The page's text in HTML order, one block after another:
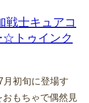
戦士キュアコ
☆トゥインク
初旬に登場す
もちゃで偶然見